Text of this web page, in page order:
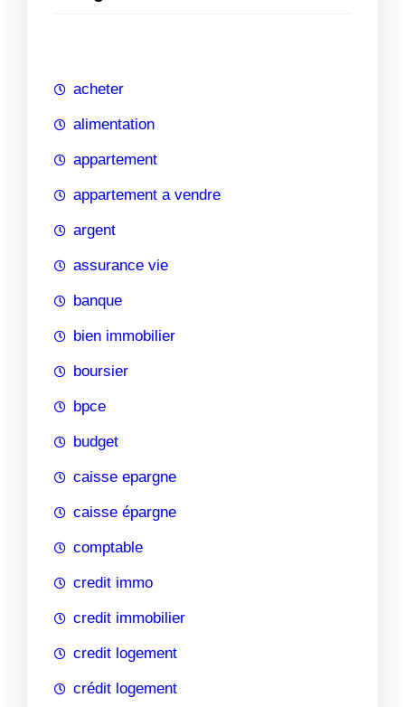
h
acheter
alimentation
appartement
appartement a vendre
argent
assurance vie
banque
bien immobilier
boursier
bpce
budget
caisse epargne
caisse épargne
comptable
credit immo
credit immobilier
credit logement
crédit logement